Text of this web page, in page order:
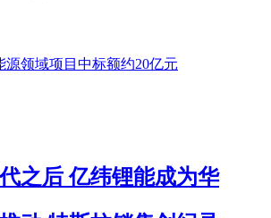
源领域项目中标额约20亿元
之后 亿纬锂能成为华